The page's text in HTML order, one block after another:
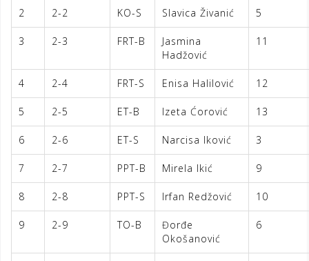
2 2-2 KO-S Slavica Živanić 5
3 2-3 FRT-B
Jasmina
Hadžović
11
4 2-4 FRT-S Enisa Halilović 12
5 2-5 ET-B Izeta Ćorović 13
6 2-6 ET-S Narcisa Iković 3
7 2-7 PPT-B Mirela Ikić 9
8 2-8 PPT-S Irfan Redžović 10
9 2-9 TO-B
Đorđe
Okošanović
6